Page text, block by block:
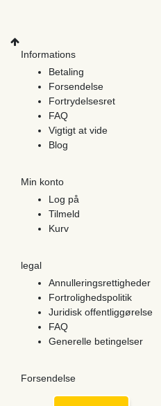
Informations
Betaling
Forsendelse
Fortrydelsesret
FAQ
Vigtigt at vide
Blog
Min konto
Log på
Tilmeld
Kurv
legal
Annulleringsrettigheder
Fortrolighedspolitik
Juridisk offentliggørelse
FAQ
Generelle betingelser
Forsendelse